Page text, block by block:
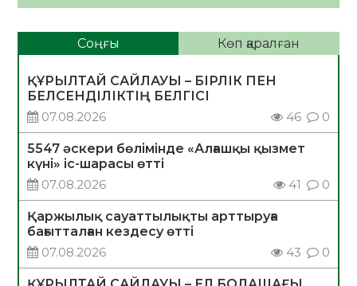
Соңғы Көп қаралған
ҚҰРЫЛТАЙ САЙЛАУЫ – БІРЛІК ПЕН
БЕЛСЕНДІЛІКТІҢ БЕЛГІСІ
07.08.2026
46 0
5547 әскери бөлімінде «Алғашқы қызмет
күні» іс-шарасы өтті
07.08.2026
41 0
Қаржылық сауаттылықты арттыруға
бағытталған кездесу өтті
07.08.2026
43 0